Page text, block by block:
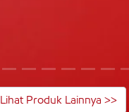
Lihat Produk Lainnya >>